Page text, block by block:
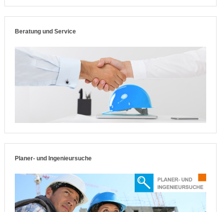
Beratung und Service
Planer- und Ingenieursuche